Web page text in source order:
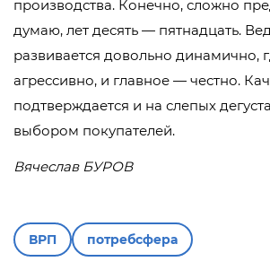
производства. Конечно, сложно
думаю, лет десять — пятнадцать.
развивается довольно динамично,
агрессивно, и главное — честно.
подтверждается и на слепых
выбором покупателей.
Вячеслав БУРОВ
ВРП потребсфера